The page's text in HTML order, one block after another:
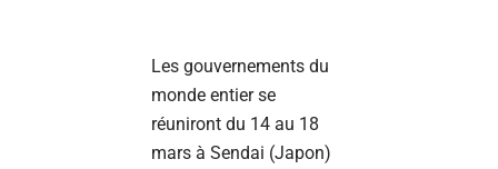
Les gouvernements du
monde entier se
réuniront du 14 au 18
mars à Sendai (Japon)